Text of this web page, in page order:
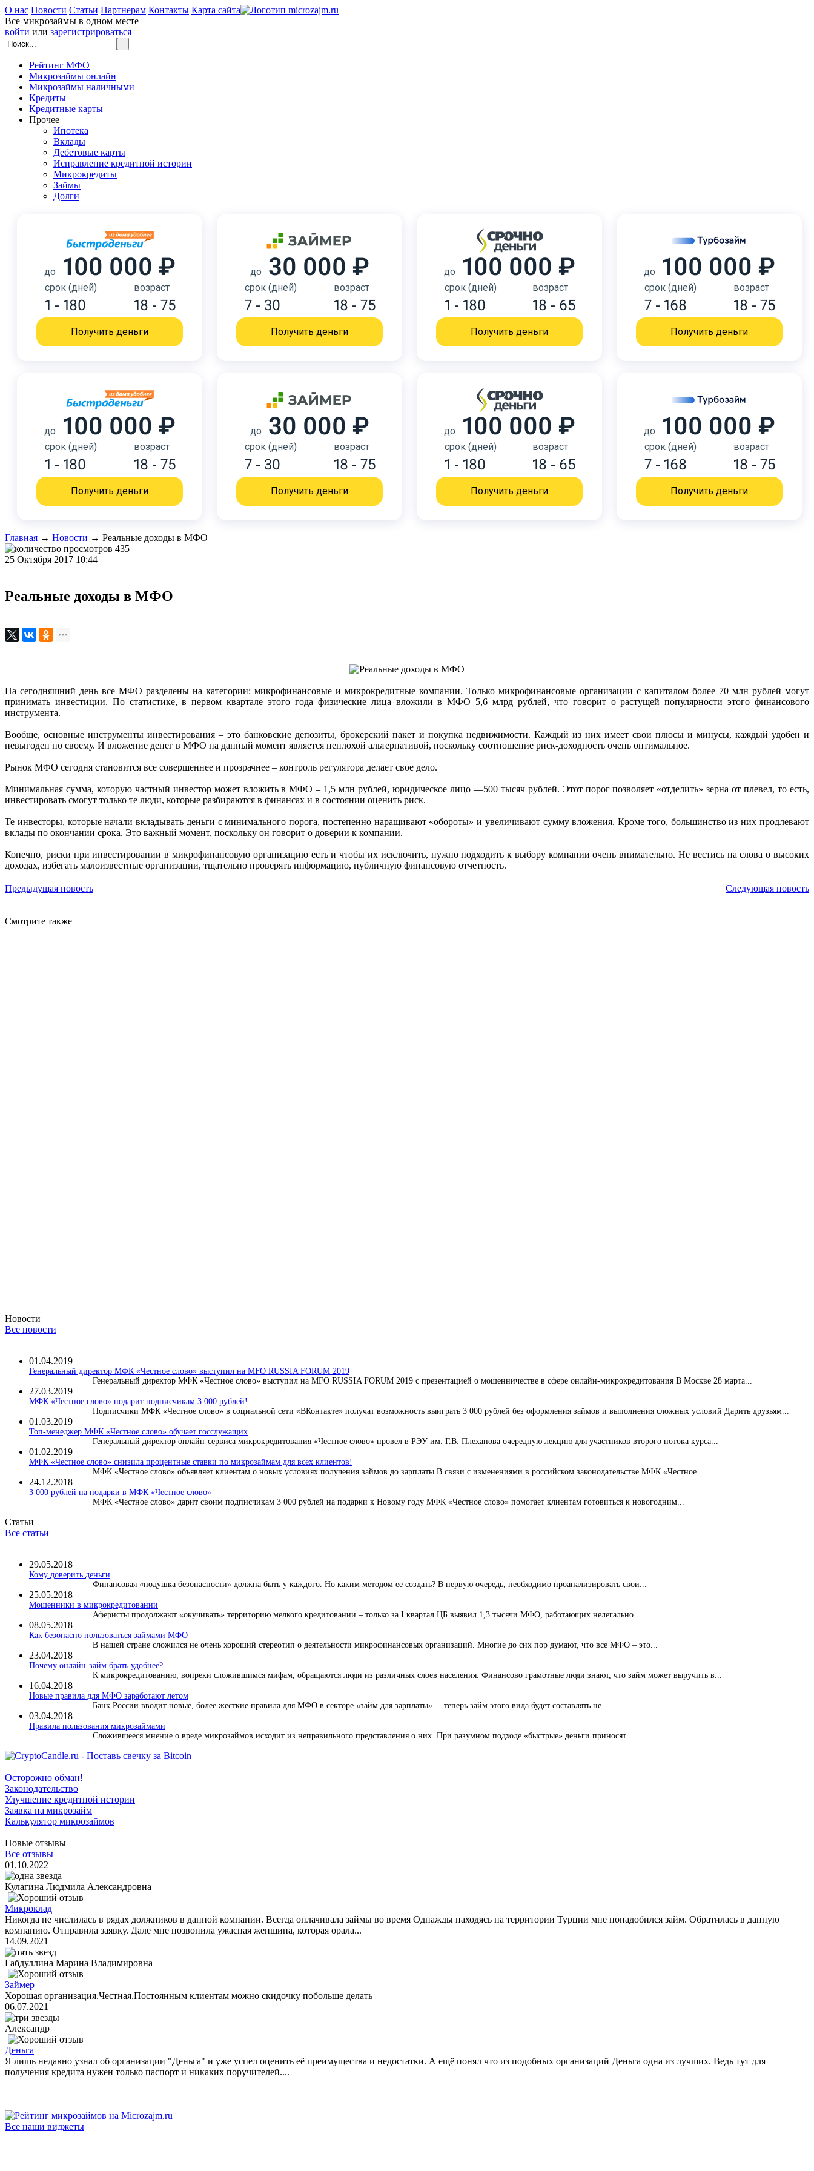
О нас Новости Статьи Партнерам Контакты Карта сайта
Все микрозаймы в одном месте
войти или зарегистрироваться
Рейтинг МФО
Микрозаймы онлайн
Микрозаймы наличными
Кредиты
Кредитные карты
Прочее
Ипотека
Вклады
Дебетовые карты
Исправление кредитной истории
Микрокредиты
Займы
Долги
до 100 000 ₽
срок (дней)
1 - 180
возраст
18 - 75
Получить деньги
до 30 000 ₽
срок (дней)
7 - 30
возраст
18 - 75
Получить деньги
до 100 000 ₽
срок (дней)
1 - 180
возраст
18 - 65
Получить деньги
до 100 000 ₽
срок (дней)
7 - 168
возраст
18 - 75
Получить деньги
до 100 000 ₽
срок (дней)
1 - 180
возраст
18 - 75
Получить деньги
до 30 000 ₽
срок (дней)
7 - 30
возраст
18 - 75
Получить деньги
до 100 000 ₽
срок (дней)
1 - 180
возраст
18 - 65
Получить деньги
до 100 000 ₽
срок (дней)
7 - 168
возраст
18 - 75
Получить деньги
Главная → Новости → ​Реальные доходы в МФО
435
25 Октября 2017 10:44
​Реальные доходы в МФО
На сегодняшний день все МФО разделены на категории: микрофинансовые и микрокредитные компании. Только микрофинансовые организации с капиталом более 70 млн рублей могут
принимать инвестиции. По статистике, в первом квартале этого года физические лица вложили в МФО 5,6 млрд рублей, что говорит о растущей популярности этого финансового
инструмента.
Вообще, основные инструменты инвестирования – это банковские депозиты, брокерский пакет и покупка недвижимости. Каждый из них имеет свои плюсы и минусы, каждый удобен и
невыгоден по своему. И вложение денег в МФО на данный момент является неплохой альтернативой, поскольку соотношение риск-доходность очень оптимальное.
Рынок МФО сегодня становится все совершеннее и прозрачнее – контроль регулятора делает свое дело.
Минимальная сумма, которую частный инвестор может вложить в МФО – 1,5 млн рублей, юридическое лицо —500 тысяч рублей. Этот порог позволяет «отделить» зерна от плевел, то есть,
инвестировать смогут только те люди, которые разбираются в финансах и в состоянии оценить риск.
Те инвесторы, которые начали вкладывать деньги с минимального порога, постепенно наращивают «обороты» и увеличивают сумму вложения. Кроме того, большинство из них продлевают
вклады по окончании срока. Это важный момент, поскольку он говорит о доверии к компании.
Конечно, риски при инвестировании в микрофинансовую организацию есть и чтобы их исключить, нужно подходить к выбору компании очень внимательно. Не вестись на слова о высоких
доходах, избегать малоизвестные организации, тщательно проверять информацию, публичную финансовую отчетность.
Предыдущая новость Следующая новость
Смотрите также
Новости
Все новости
01.04.2019
Генеральный директор МФК «Честное слово» выступил на MFO RUSSIA FORUM 2019
Генеральный директор МФК «Честное слово» выступил на MFO RUSSIA FORUM 2019 с презентацией о мошенничестве в сфере онлайн-микрокредитования В Москве 28 марта...
27.03.2019
МФК «Честное слово» подарит подписчикам 3 000 рублей!
Подписчики МФК «Честное слово» в социальной сети «ВКонтакте» получат возможность выиграть 3 000 рублей без оформления займов и выполнения сложных условий Дарить друзьям...
01.03.2019
Топ-менеджер МФК «Честное слово» обучает госслужащих
Генеральный директор онлайн-сервиса микрокредитования «Честное слово» провел в РЭУ им. Г.В. Плеханова очередную лекцию для участников второго потока курса...
01.02.2019
МФК «Честное слово» снизила процентные ставки по микрозаймам для всех клиентов!
МФК «Честное слово» объявляет клиентам о новых условиях получения займов до зарплаты В связи с изменениями в российском законодательстве МФК «Честное...
24.12.2018
3 000 рублей на подарки в МФК «Честное слово»
МФК «Честное слово» дарит своим подписчикам 3 000 рублей на подарки к Новому году МФК «Честное слово» помогает клиентам готовиться к новогодним...
Статьи
Все статьи
29.05.2018
Кому доверить деньги
Финансовая «подушка безопасности» должна быть у каждого. Но каким методом ее создать? В первую очередь, необходимо проанализировать свои...
25.05.2018
Мошенники в микрокредитовании
Аферисты продолжают «окучивать» территорию мелкого кредитовании – только за I квартал ЦБ выявил 1,3 тысячи МФО, работающих нелегально...
08.05.2018
Как безопасно пользоваться займами МФО
В нашей стране сложился не очень хороший стереотип о деятельности микрофинансовых организаций. Многие до сих пор думают, что все МФО – это...
23.04.2018
Почему онлайн-займ брать удобнее?
К микрокредитованию, вопреки сложившимся мифам, обращаются люди из различных слоев населения. Финансово грамотные люди знают, что займ может выручить в...
16.04.2018
Новые правила для МФО заработают летом
Банк России вводит новые, более жесткие правила для МФО в секторе «займ для зарплаты» – теперь займ этого вида будет составлять не...
03.04.2018
​Правила пользования микрозаймами
Сложившееся мнение о вреде микрозаймов исходит из неправильного представления о них. При разумном подходе «быстрые» деньги приносят...
Осторожно обман!
Законодательство
Улучшение кредитной истории
Заявка на микрозайм
Калькулятор микрозаймов
Новые отзывы
Все отзывы
01.10.2022
Кулагина Людмила Александровна
Микроклад
Никогда не числилась в рядах должников в данной компании. Всегда оплачивала займы во время Однажды находясь на территории Турции мне понадобился займ. Обратилась в данную
компанию. Отправила заявку. Дале мне позвонила ужасная женщина, которая орала...
14.09.2021
Габдуллина Марина Владимировна
Займер
Хорошая организация.Честная.Постоянным клиентам можно скидочку побольше делать
06.07.2021
Александр
Деньга
Я лишь недавно узнал об организации "Деньга" и уже успел оценить её преимущества и недостатки. А ещё понял что из подобных организаций Деньга одна из лучших. Ведь тут для
получения кредита нужен только паспорт и никаких поручителей....
Все наши виджеты